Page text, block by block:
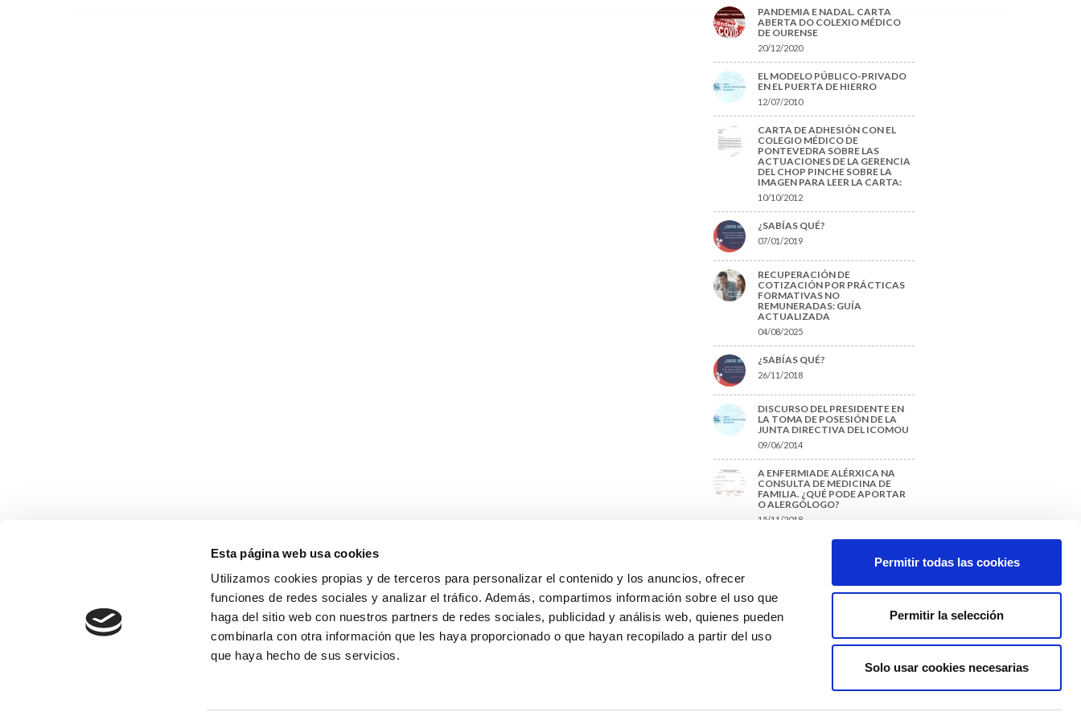
Esta página web usa cookies
Utilizamos cookies propias y de terceros para personalizar el contenido y los anuncios, ofrecer
funciones de redes sociales y analizar el tráfico. Además, compartimos información sobre el uso que
haga del sitio web con nuestros partners de redes sociales, publicidad y análisis web, quienes pueden
combinarla con otra información que les haya proporcionado o que hayan recopilado a partir del uso
que haya hecho de sus servicios.
Permitir todas las cookies
Permitir la selección
Solo usar cookies necesarias
PANDEMIA E NADAL. CARTA
ABERTA DO COLEXIO MÉDICO
DE OURENSE
20/12/2020
EL MODELO PÚBLICO-PRIVADO
EN EL PUERTA DE HIERRO
12/07/2010
CARTA DE ADHESIÓN CON EL
COLEGIO MÉDICO DE
PONTEVEDRA SOBRE LAS
ACTUACIONES DE LA GERENCIA
DEL CHOP PINCHE SOBRE LA
IMAGEN PARA LEER LA CARTA:
10/10/2012
¿SABÍAS QUÉ?
07/01/2019
RECUPERACIÓN DE
COTIZACIÓN POR PRÁCTICAS
FORMATIVAS NO
REMUNERADAS: GUÍA
ACTUALIZADA
04/08/2025
¿SABÍAS QUÉ?
26/11/2018
DISCURSO DEL PRESIDENTE EN
LA TOMA DE POSESIÓN DE LA
JUNTA DIRECTIVA DEL ICOMOU
09/06/2014
A ENFERMIADE ALÉRXICA NA
CONSULTA DE MEDICINA DE
FAMILIA. ¿QUÉ PODE APORTAR
O ALERGÓLOGO?
15/11/2018
UN TRABAJO FIN DE GRADO?
Noticias
Política de cookies
Colexio Médicos
Ourense